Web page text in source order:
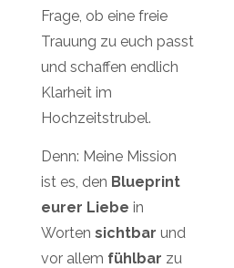
Frage, ob eine freie
Trauung zu euch passt
und schaffen endlich
Klarheit im
Hochzeitstrubel.
Denn: Meine Mission
ist es, den Blueprint
eurer Liebe in
Worten sichtbar und
vor allem fühlbar zu